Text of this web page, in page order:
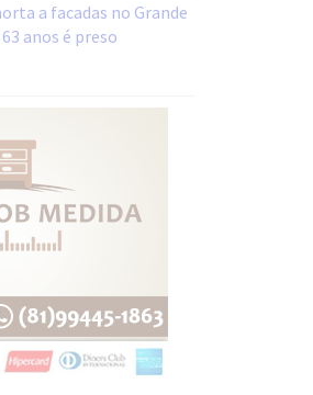
a facadas no Grande
anos é preso